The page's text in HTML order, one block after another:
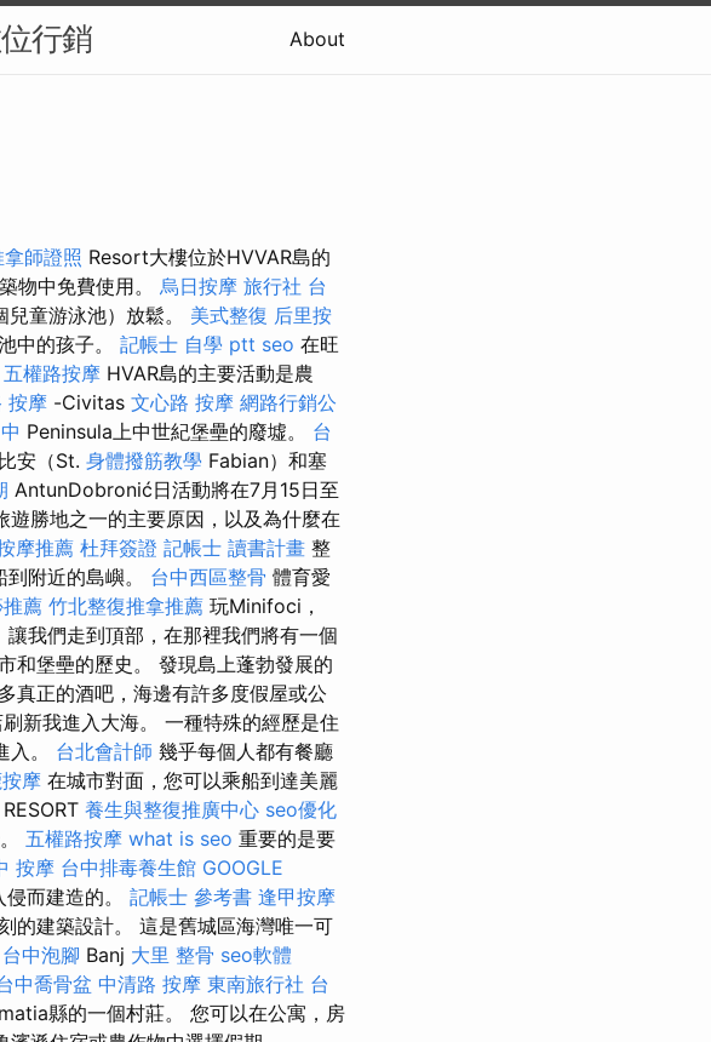
行銷 About
拿師證照 Resort大樓位於HVVAR島的
物中免費使用。 烏日按摩 旅行社 台
童游泳池）放鬆。 美式整復 后里按
中的孩子。 記帳士 自學 ptt seo 在旺
五權路按摩 HVAR島的主要活動是農
按摩 -Civitas 文心路 按摩 網路行銷公
Peninsula上中世紀堡壘的廢墟。 台
安（St. 身體撥筋教學 Fabian）和塞
AntunDobronić日活動將在7月15日至
勝地之一的主要原因，以及為什麼在
摩推薦 杜拜簽證 記帳士 讀書計畫 整
附近的島嶼。 台中西區整骨 體育愛
薦 竹北整復推拿推薦 玩Minifoci，
我們走到頂部，在那裡我們將有一個
和堡壘的歷史。 發現島上蓬勃發展的
真正的酒吧，海邊有許多度假屋或公
新我進入大海。 一種特殊的經歷是住
入。 台北會計師 幾乎每個人都有餐廳
摩 在城市對面，您可以乘船到達美麗
RESORT 養生與整復推廣中心 seo優化
五權路按摩 what is seo 重要的是要
按摩 台中排毒養生館 GOOGLE
而建造的。 記帳士 參考書 逢甲按摩
的建築設計。 這是舊城區海灣唯一可
台中泡腳 Banj 大里 整骨 seo軟體
中喬骨盆 中清路 按摩 東南旅行社 台
縣的一個村莊。 您可以在公寓，房